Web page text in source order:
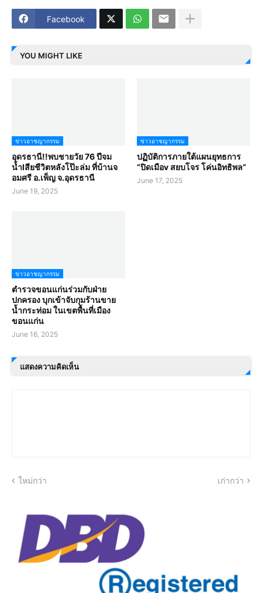
Facebook
YOU MIGHT LIKE
ข่าวอาชญากรรม
อุดรธานี!!พบชายวัย 76 ปีจม
น้ำlสียชีวิตหลังโป๊ะล่ม ที่บ้านจ
อมศรี อ.เพ็ญ จ.อุดรธานี
June 19, 2025
ข่าวอาชญากรรม
ปฏิบัติการภายใต้แผนยุทธการ
“ปิดเมือv สยบโจร โค่นอิทธิพล”
June 17, 2025
ข่าวอาชญากรรม
ตำรวจขอนแก่นร่วมกับฝ่าย
ปกครอง บุกเข้าจับกุมร้านขาย
น้ำกระท่อม ในเขตพื้นที่เมือง
ขอนแก่น
June 16, 2025
แสดงความคิดเห็น
ใหม่กว่า เก่ากว่า